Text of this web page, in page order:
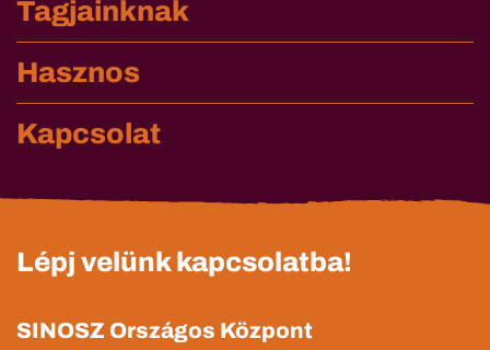
Tagjainknak
Hasznos
Kapcsolat
Lépj velünk kapcsolatba!
SINOSZ Országos Központ